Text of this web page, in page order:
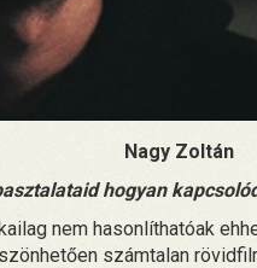
Nagy Zoltán
hogyan
nem hasonlíthatóak
számtalan